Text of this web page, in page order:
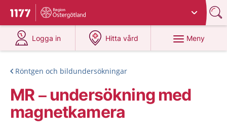
Till startsidan för 1177
Du har valt region
Logga in
på 1177.se
Hitta vård
på 1177.se
Meny
Röntgen och bildundersökningar
MR – undersökning med
magnetkamera